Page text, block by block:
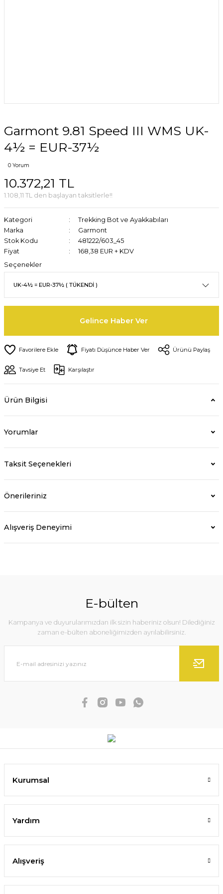
Garmont 9.81 Speed III WMS UK-
4½ = EUR-37½
0 Yorum
10.372,21 TL
1.108,11 TL den başlayan taksitlerle!!
Kategori
Trekking Bot ve Ayakkabıları
Marka
Garmont
Stok Kodu
481222/603_45
Fiyat
168,38 EUR + KDV
Seçenekler
Gelince Haber Ver
Fiyatı Düşünce Haber Ver Ürünü Paylaş
Tavsiye Et Karşılaştır
Ürün Bilgisi
Yorumlar
Taksit Seçenekleri
Önerileriniz
Alışveriş Deneyimi
E-bülten
Kampanya ve duyurularımızdan ilk sizin haberiniz olsun! Dilediğiniz
zaman e-bülten aboneliğimizden ayrılabilirsiniz.
Kurumsal
Yardım
Alışveriş